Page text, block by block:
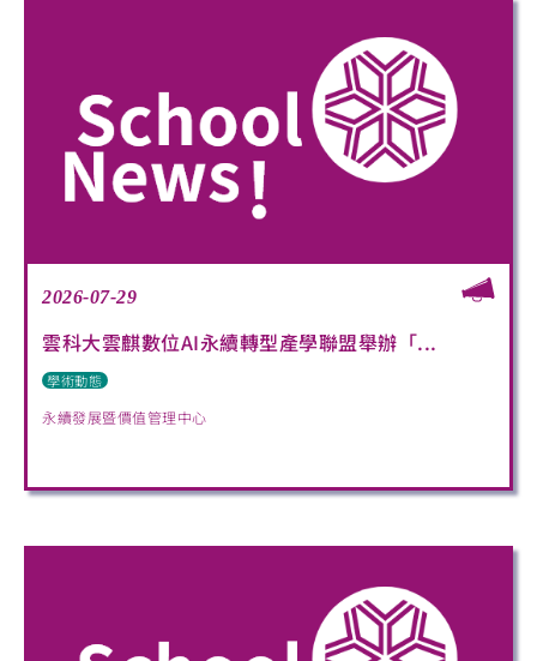
2026-07-29
雲科大雲麒數位AI永續轉型產學聯盟舉辦「...
學術動態
永續發展暨價值管理中心